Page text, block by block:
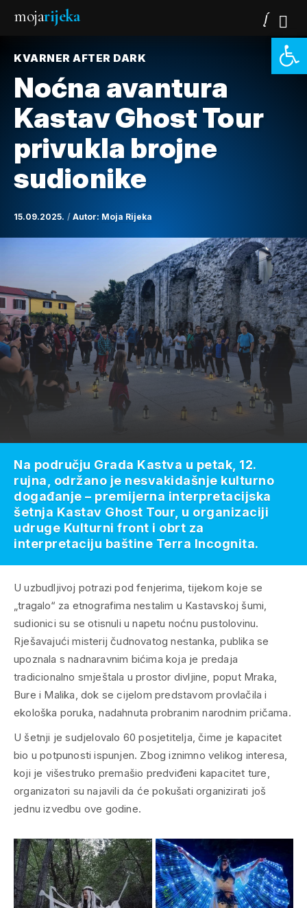
mojarijeka
KVARNER AFTER DARK
Noćna avantura
Kastav Ghost Tour
privukla brojne
sudionike
15.09.2025. Autor: Moja Rijeka
U uzbudljivoj potrazi pod fenjerima, tijekom koje se
„tragalo“ za etnografima nestalim u Kastavskoj šumi,
sudionici su se otisnuli u napetu noćnu pustolovinu.
Rješavajući misterij čudnovatog nestanka, publika se
upoznala s nadnaravnim bićima koja je predaja
tradicionalno smještala u prostor divljine, poput Mraka,
Bure i Malika, dok se cijelom predstavom provlačila i
ekološka poruka, nadahnuta probranim narodnim pričama.
U šetnji je sudjelovalo 60 posjetitelja, čime je kapacitet
bio u potpunosti ispunjen. Zbog iznimno velikog interesa,
koji je višestruko premašio predviđeni kapacitet ture,
organizatori su najavili da će pokušati organizirati još
jednu izvedbu ove godine.
Na području Grada Kastva u petak, 12.
rujna, održano je nesvakidašnje kulturno
događanje – premijerna interpretacijska
šetnja Kastav Ghost Tour, u organizaciji
udruge Kulturni front i obrt za
interpretaciju baštine Terra Incognita.